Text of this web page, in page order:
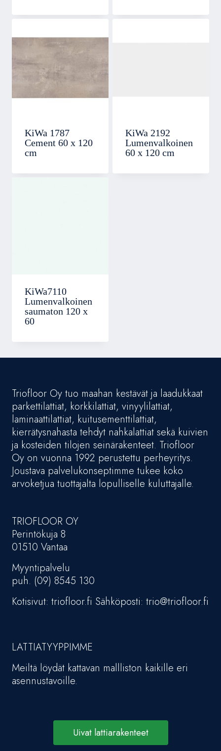
KiWa 1787
Cement 60 x 120
cm
KiWa 2192
Lumenvalkoinen
60 x 120 cm
KiWa7110
Lumenvalkoinen
saumaton 120 x
60
Triofloor Oy tuo maahan kestävät ja laadukkaat
parkettilattiat, korkkilattiat, vinyylilattiat,
laminaattilattiat, kuitusementtilattiat,
kierrätysnahasta tehdyt nahkalattiat sekä kuivien
ja kosteiden tilojen seinärakenteet. Triofloor
Oy on vuonna 1992 perustettu perheyritys.
Joustava palvelukonseptimme tukee koko
arvoketjua tuottajalta lopulliselle kuluttajalle.
TRIOFLOOR OY
Perintökuja 8
01510 Vantaa
Myyntipalvelu
puh. (09) 8545 130
Kotisivut: triofloor.fi Sähköposti: trio@triofloor.fi
LATTIATYYPPIMME
Meiltä löydät kattavan mallliston kaikille eri
asennustavoille.
Uivat lattiarakenteet